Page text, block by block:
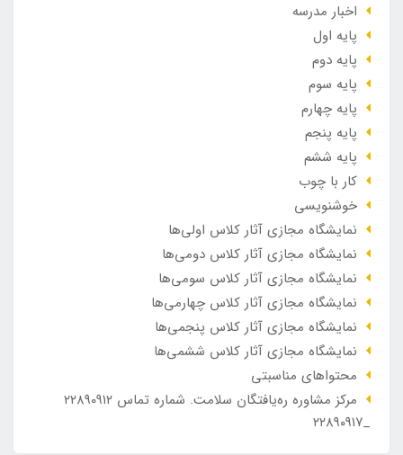
اخبار مدرسه
پایه اول
پایه دوم
پایه سوم
پایه چهارم
پایه پنجم
پایه ششم
کار با چوب
خوشنویسی
نمایشگاه مجازی آثار کلاس اولی‌ها
نمایشگاه مجازی آثار کلاس دومی‌ها
نمایشگاه مجازی آثار کلاس سومی‌ها
نمایشگاه مجازی آثار کلاس چهارمی‌ها
نمایشگاه مجازی آثار کلاس پنجمی‌ها
نمایشگاه مجازی آثار کلاس ششمی‌ها
محتواهای مناسبتی
مرکز مشاوره ره‌یافتگان سلامت. شماره تماس ۲۲۸۹۰۹۱۲
_۲۲۸۹۰۹۱۷